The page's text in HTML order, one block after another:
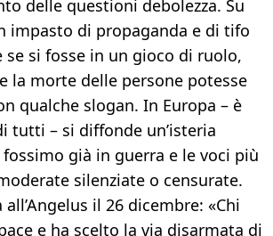
delle questioni debolezza. Su
impasto di propaganda e di tifo
se si fosse in un gioco di ruolo,
la morte delle persone potesse
qualche slogan. In Europa – è
tutti – si diffonde un’isteria
già in guerra e le voci più
silenziate o censurate.
il 26 dicembre: «Chi
e ha scelto la via disarmata di